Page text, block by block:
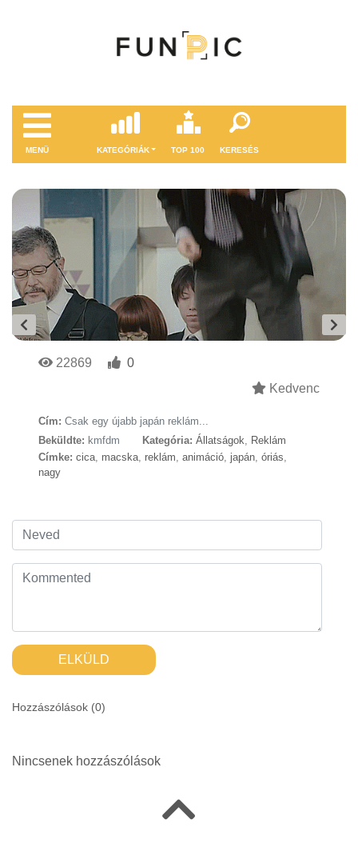
MENÜ KATEGÓRIÁK TOP 100 KERESÉS
22869
0
Kedvenc
Cím: Csak egy újabb japán reklám...
Beküldte: kmfdm Kategória: Állatságok, Reklám
Címke: cica, macska, reklám, animáció, japán, óriás,
nagy
ELKÜLD
Hozzászólások (0)
Nincsenek hozzászólások